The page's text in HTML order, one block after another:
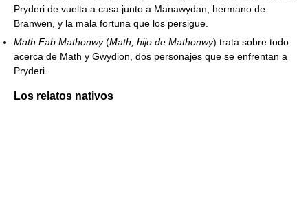
Pryderi de vuelta a casa junto a Manawydan, hermano de
Branwen, y la mala fortuna que los persigue.
Math Fab Mathonwy(Math, hijo de Mathonwy) trata sobre todo
acerca de Math y Gwydion, dos personajes que se enfrentan a
Pryderi.
Los relatos nativos